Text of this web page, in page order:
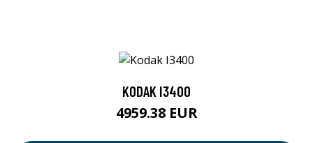
KODAK I3400
4959.38 EUR